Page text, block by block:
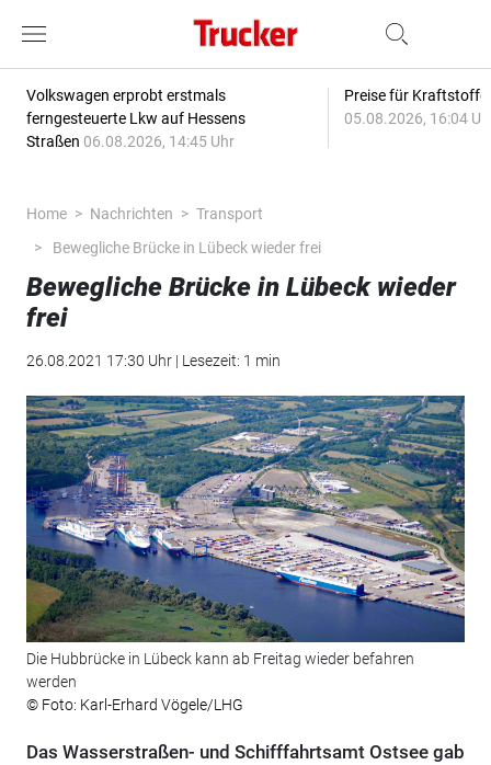
Volkswagen erprobt erstmals
ferngesteuerte Lkw auf Hessens
Straßen 06.08.2026, 14:45 Uhr
Preise für
05.08.2026, 16:04
Home Nachrichten
Transport
Bewegliche Brücke in Lübeck wieder frei
Bewegliche Brücke in Lübeck wieder
frei
26.08.2021 17:30 Uhr | Lesezeit: 1 min
Die Hubbrücke in Lübeck kann ab Freitag wieder befahren
werden
© Foto: Karl-Erhard Vögele/LHG
Das Wasserstraßen- und Schifffahrtsamt Ostsee gab